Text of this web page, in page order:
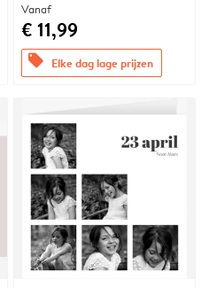
Vanaf
€ 11,99
offers Elke dag lage prijzen